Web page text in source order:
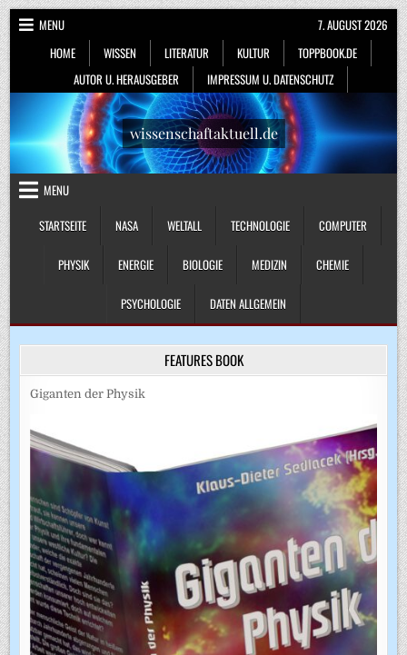
Skip
to
content
MENU
HOME
WISSEN LITERATUR KULTUR
TOPPBOOK.DE
AUTOR U. HERAUSGEBER
IMPRESSUM U. DATENSCHUTZ
7. AUGUST 2026
wissenschaftaktuell.de
MENU
STARTSEITE
NASA WELTALL TECHNOLOGIE COMPUTER
PHYSIK ENERGIE BIOLOGIE MEDIZIN CHEMIE
PSYCHOLOGIE DATEN ALLGEMEIN
FEATURES BOOK
Giganten der Physik